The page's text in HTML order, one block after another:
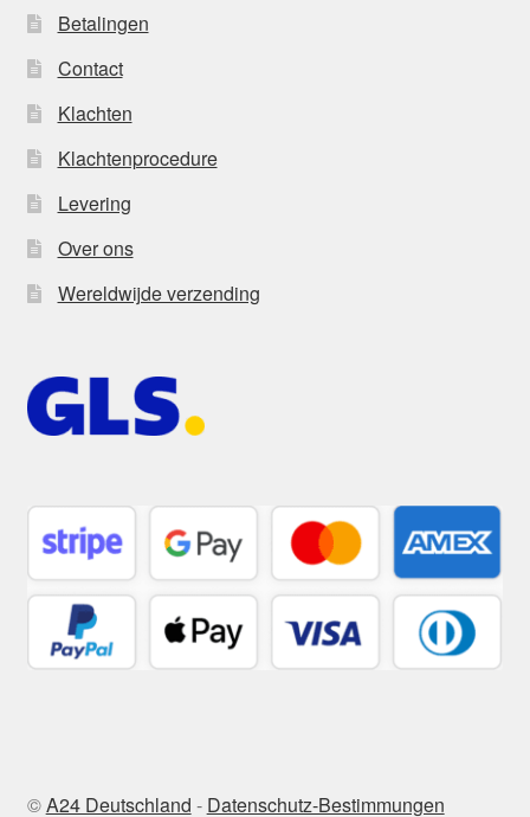
Betalingen
Contact
Klachten
Klachtenprocedure
Levering
Over ons
Wereldwijde verzending
©A24 Deutschland - Datenschutz-Bestimmungen